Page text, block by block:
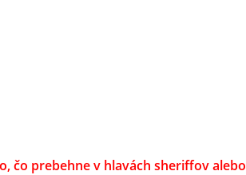
čo prebehne v hlavách sheriffov alebo